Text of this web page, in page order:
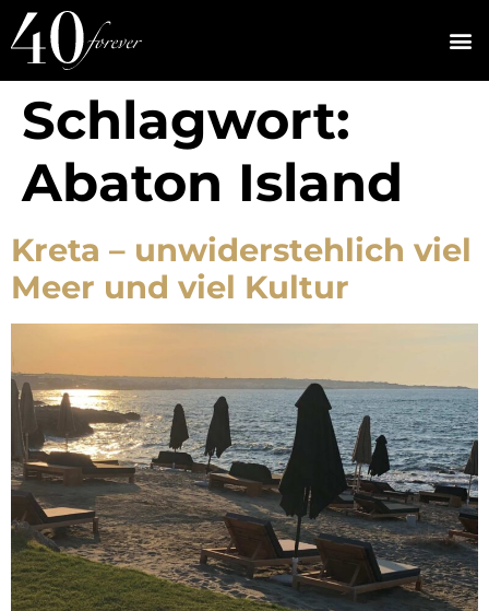
Schlagwort:
Abaton Island
Kreta – unwiderstehlich viel
Meer und viel Kultur